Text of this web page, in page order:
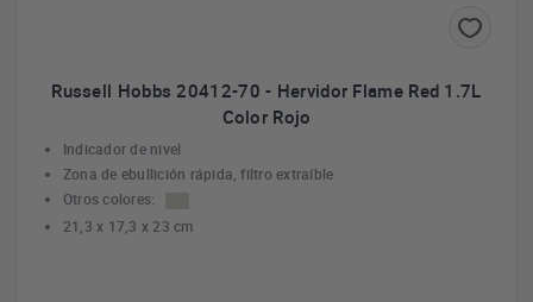
Russell Hobbs 20412-70 - Hervidor Flame Red 1.7L
Color Rojo
Indicador de nivel
Zona de ebullición rápida, filtro extraíble
Otros colores:
21,3 x 17,3 x 23 cm